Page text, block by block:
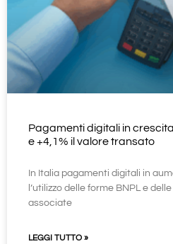
Pagamenti digitali in
e +4,1% il valore transato
In Italia pagamenti digitali in
l’utilizzo delle forme BNPL e
associate
LEGGI TUTTO »